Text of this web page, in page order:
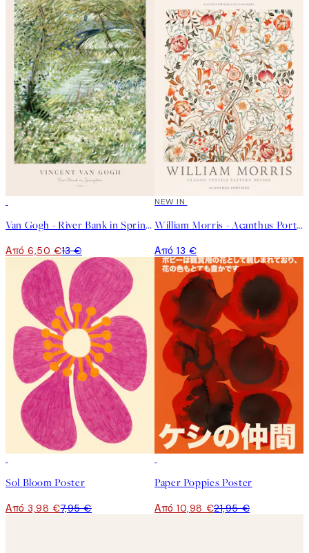
Van Gogh - River Bank in Springtime Poster
Από 6,50 €13 €
NEW IN
William Morris - Acanthus Portière Poster
Από 13 €
Sol Bloom Poster
Από 3,98 €7,95 €
Paper Poppies Poster
Από 10,98 €21,95 €